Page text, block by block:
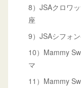
8）JSAクロワ
座
9）JSAシフォ
10）Mammy
マ
11）Mammy